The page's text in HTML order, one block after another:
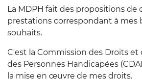
La MDPH fait des propositions de
prestations correspondant à mes
souhaits.
C'est la Commission des Droits et
des Personnes Handicapées
la mise en œuvre de mes droits.